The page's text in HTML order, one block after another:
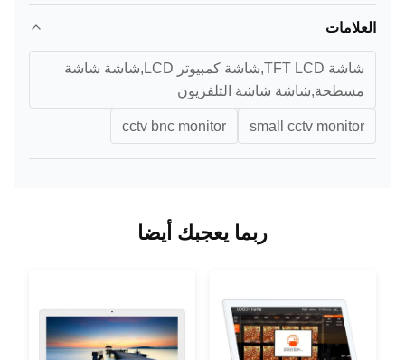
العلامات
شاشة TFT LCD,شاشة كمبيوتر LCD,شاشة شاشة
مسطحة,شاشة شاشة التلفزيون
small cctv monitor
cctv bnc monitor
ربما يعجبك أيضا